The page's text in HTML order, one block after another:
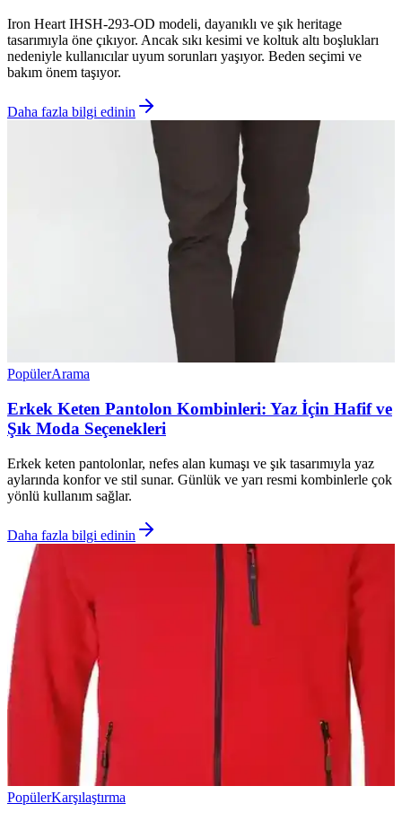
Iron Heart IHSH-293-OD modeli, dayanıklı ve şık heritage
tasarımıyla öne çıkıyor. Ancak sıkı kesimi ve koltuk altı boşlukları
nedeniyle kullanıcılar uyum sorunları yaşıyor. Beden seçimi ve
bakım önem taşıyor.
Daha fazla bilgi edinin
PopülerArama
Erkek Keten Pantolon Kombinleri: Yaz İçin Hafif ve
Şık Moda Seçenekleri
Erkek keten pantolonlar, nefes alan kumaşı ve şık tasarımıyla yaz
aylarında konfor ve stil sunar. Günlük ve yarı resmi kombinlerle çok
yönlü kullanım sağlar.
Daha fazla bilgi edinin
PopülerKarşılaştırma